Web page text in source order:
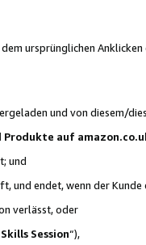
ursprünglichen Anklicken
und von diesem/
auf
und
und endet, wenn der Kunde
verlässt, oder
Skills Session“),